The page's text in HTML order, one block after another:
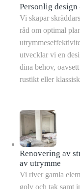
Personlig
Vi skapar
råd om optimal
utvecklar vi en
dina behov,
rustikt eller
Renovering av
av utrymme
Vi river gamla
golv och tak samt